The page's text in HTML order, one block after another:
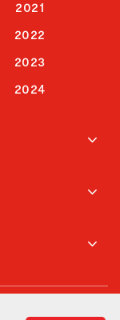
2021
2022
2023
2024